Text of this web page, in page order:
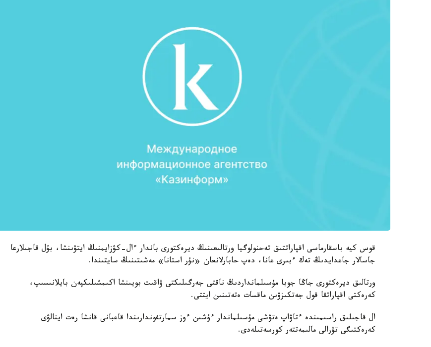
قوس كيە باسقارماسى اقپاراتتىق تەحنولوگيا ورتالىعىنىڭ ديرەكتورى باندار ءال-كۋزايمنىڭ ايتۋىنشا، بۇل قاجىلارعا
جاسالار جاعدايدىڭ تەك ءبىرى عانا، دەپ حابارلانعان «نۇر استانا» مەشىتىنىڭ سايتىندا.
ورتالىق ديرەكتورى جاڭا جوبا مۇسىلمانداردىڭ ناقتى جەرگىلىكتى ۋاقىت بويىنشا اكىمشىلىكپەن بايلانىسىپ،
كەرەكتى اقپاراتقا قول جەتكىزۋىن ماقسات ەتەتىنىن ايتتى.
ال قاجىلىق راسىمىندە ءتاۋاپ ەتۋشى مۇسىلماندار ءۇشىن ءوز سمارتفوندارىندا قاعبانى قانشا رەت اينالۋى
كەرەكتىگى تۋرالى مالىمەتتەر كورسەتىلەدى.